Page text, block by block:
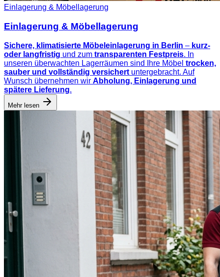
Einlagerung & Möbellagerung
Einlagerung & Möbellagerung
Sichere, klimatisierte Möbeleinlagerung in Berlin – kurz-
oder langfristig und zum transparenten Festpreis. In
unseren überwachten Lagerräumen sind Ihre Möbel trocken,
sauber und vollständig versichert untergebracht. Auf
Wunsch übernehmen wir Abholung, Einlagerung und
spätere Lieferung.
Mehr lesen